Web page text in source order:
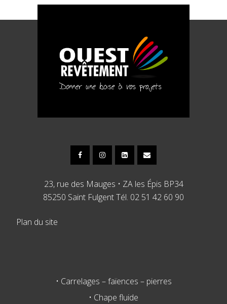
23, rue des Mauges • ZA les Épis BP34
85250 Saint Fulgent Tél. 02 51 42 60 90
Plan du site
• Carrelages – faïences – pierres
• Chape fluide